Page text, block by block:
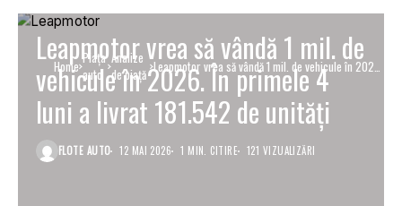
Home Piaţa
auto
Analize
de piață Leapmotor vrea să vândă 1 mil. de vehicule în 2026.
În primele 4 luni a livrat 181.542 de unități
Leapmotor vrea să vândă 1 mil. de
vehicule în 2026. În primele 4
luni a livrat 181.542 de unități
FLOTE AUTO 12 MAI 2026 1 MIN. CITIRE 121 VIZUALIZĂRI